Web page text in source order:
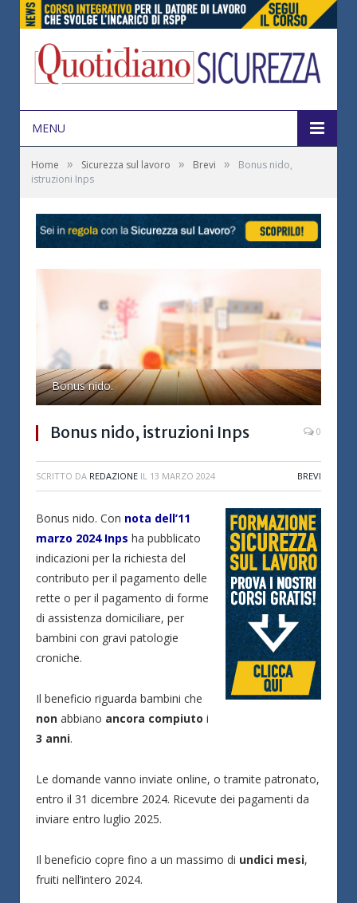
MENU
Home » Sicurezza sul lavoro » Brevi »
Bonus nido,
istruzioni Inps
Bonus nido.
Bonus nido, istruzioni Inps 0
SCRITTO DA REDAZIONE IL 13 MARZO 2024 BREVI
Bonus nido. Con nota dell’11
marzo 2024 Inps ha pubblicato
indicazioni per la richiesta del
contributo per il pagamento delle
rette o per il pagamento di forme
di assistenza domiciliare, per
bambini con gravi patologie
croniche.
Il beneficio riguarda bambini che
non abbiano ancora compiuto i
3 anni.
Le domande vanno inviate online, o tramite patronato,
entro il 31 dicembre 2024. Ricevute dei pagamenti da
inviare entro luglio 2025.
Il beneficio copre fino a un massimo di undici mesi,
fruiti nell’intero 2024.